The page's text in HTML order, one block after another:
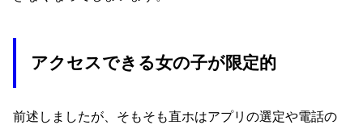
アクセスできる女の子が限定的
前述しましたが、そもそも直ホはアプリの選定や電話の